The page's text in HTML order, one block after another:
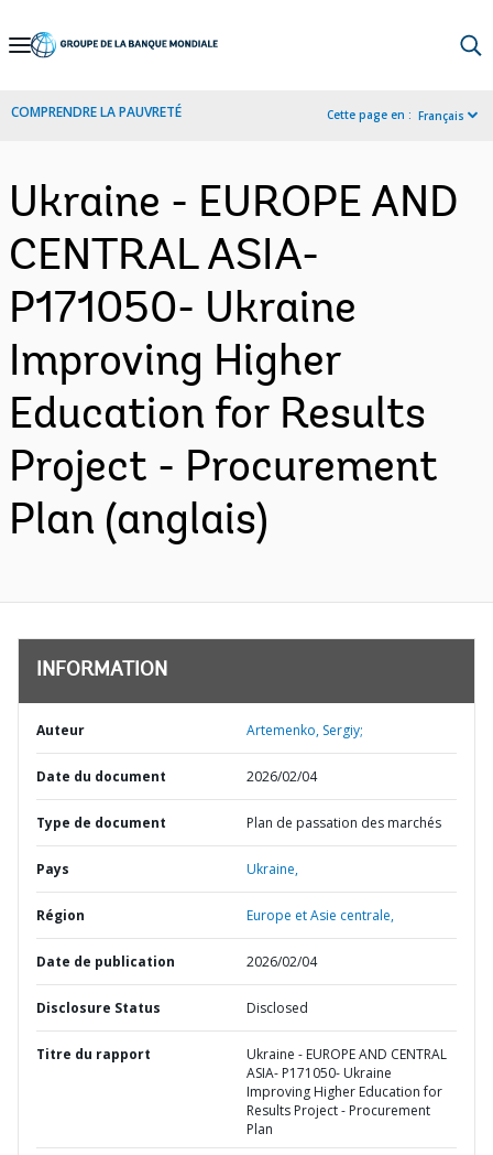
Skip
Navigation
COMPRENDRE LA PAUVRETÉ Cette page en : Français
Ukraine - EUROPE AND
CENTRAL ASIA-
P171050- Ukraine
Improving Higher
Education for Results
Project - Procurement
Plan (anglais)
INFORMATION
Auteur Artemenko, Sergiy;
Date du document 2026/02/04
Type de document Plan de passation des marchés
Pays Ukraine,
Région Europe et Asie centrale,
Date de publication 2026/02/04
Disclosure Status Disclosed
Titre du rapport
Ukraine - EUROPE AND CENTRAL
ASIA- P171050- Ukraine
Improving Higher Education for
Results Project - Procurement
Plan